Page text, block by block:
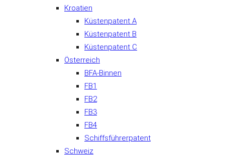
Kroatien
Küstenpatent A
Küstenpatent B
Küstenpatent C
Österreich
BFA-Binnen
FB1
FB2
FB3
FB4
Schiffsführerpatent
Schweiz